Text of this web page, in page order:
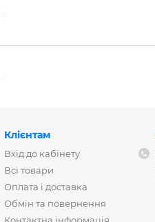
Клієнтам
Вхід до кабінету
Всі товари
Оплата і доставка
Обмін та повернення